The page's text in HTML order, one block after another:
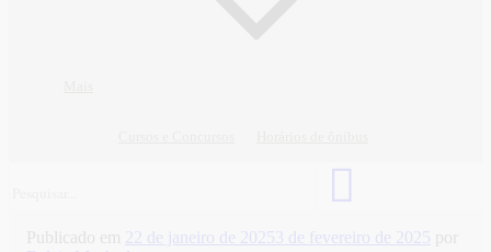
Publicado em 22 de janeiro de 2025 3 de fevereiro de 2025 por